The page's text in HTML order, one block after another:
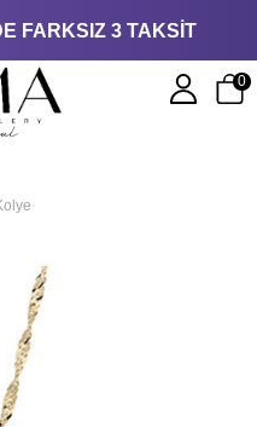
FARKSIZ 3 TAKSİT
0